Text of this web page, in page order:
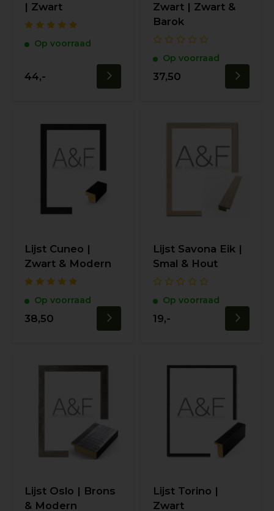
| Zwart
Op voorraad
44,-
Zwart | Zwart &
Barok
Op voorraad
37,50
Lijst Cuneo |
Zwart & Modern
Op voorraad
38,50
Lijst Savona Eik |
Smal & Hout
Op voorraad
19,-
Lijst Oslo | Brons
& Modern
Lijst Torino |
Zwart